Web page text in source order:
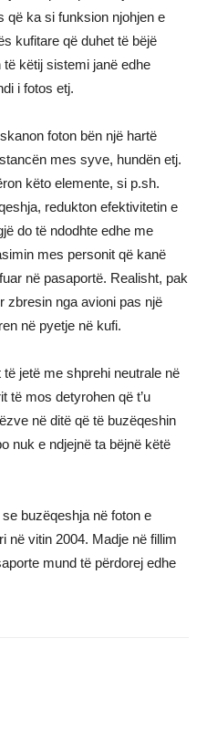
që ka si funksion njohjen e
kufitare që duhet të bëjë
këtij sistemi janë edhe
i fotos etj.
foton bën një hartë
mes syve, hundën etj.
këto elemente, si p.sh.
redukton efektivitetin e
do të ndodhte edhe me
mes personit që kanë
në pasaportë. Realisht, pak
zbresin nga avioni pas një
në pyetje në kufi.
jetë me shprehi neutrale në
të mos detyrohen që t’u
në ditë që të buzëqeshin
nuk e ndjejnë ta bëjnë këtë
buzëqeshja në foton e
në vitin 2004. Madje në fillim
mund të përdorej edhe